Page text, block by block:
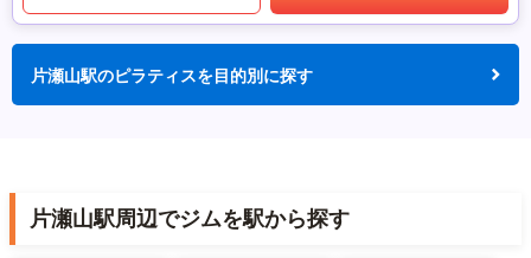
片瀬山駅のピラティスを目的別に探す
片瀬山駅周辺でジムを駅から探す